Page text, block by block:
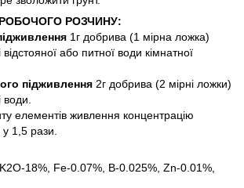
РОЗЧИНУ:
1г добрива (1 мірна ложка)
відстояної або питної води кімнатної
підживлення 2г добрива (2 мірні ложки)
води.
елементів живлення концентрацію
1,5 рази.
18%, Fe-0.07%, B-0.025%, Zn-0.01%,